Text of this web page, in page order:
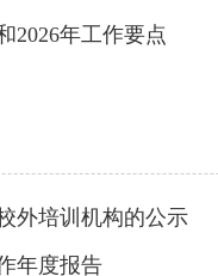
2026年工作要点
外培训机构的公示
年度报告